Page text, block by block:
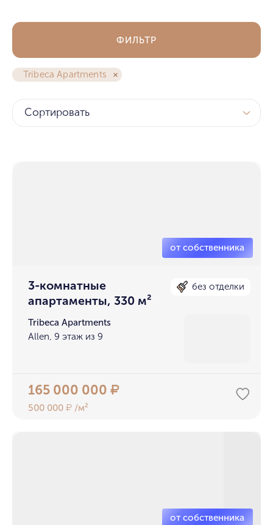
Tribeca Apartments
ФИЛЬТР
Сортировать
3-комнатные
апартаменты, 330 м²
без отделки
Tribeca Apartments
Allen, 9 этаж из 9
165 000 000₽
500 000₽ /м²